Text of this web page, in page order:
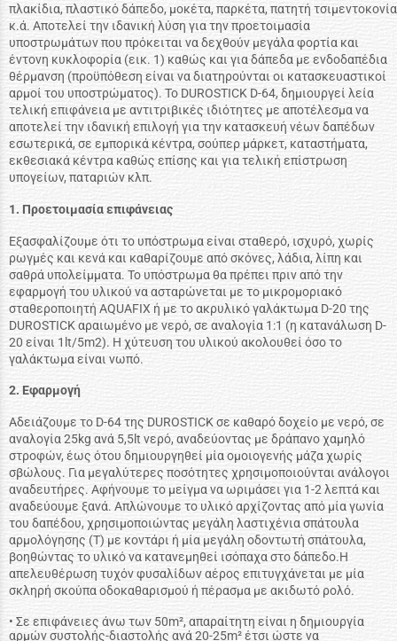
πλακίδια, πλαστικό δάπεδο, μοκέτα, παρκέτα, πατητή τσιμεντοκονία
κ.ά. Αποτελεί την ιδανική λύση για την προετοιμασία
υποστρωμάτων που πρόκειται να δεχθούν μεγάλα φορτία και
έντονη κυκλοφορία (εικ. 1) καθώς και για δάπεδα με ενδοδαπέδια
θέρμανση (προϋπόθεση είναι να διατηρούνται οι κατασκευαστικοί
αρμοί του υποστρώματος). Το DUROSTICK D-64, δημιουργεί λεία
τελική επιφάνεια με αντιτριβικές ιδιότητες με αποτέλεσμα να
αποτελεί την ιδανική επιλογή για την κατασκευή νέων δαπέδων
εσωτερικά, σε εμπορικά κέντρα, σούπερ μάρκετ, καταστήματα,
εκθεσιακά κέντρα καθώς επίσης και για τελική επίστρωση
υπογείων, παταριών κλπ.
1. Προετοιμασία επιφάνειας
Εξασφαλίζουμε ότι το υπόστρωμα είναι σταθερό, ισχυρό, χωρίς
ρωγμές και κενά και καθαρίζουμε από σκόνες, λάδια, λίπη και
σαθρά υπολείμματα. Το υπόστρωμα θα πρέπει πριν από την
εφαρμογή του υλικού να ασταρώνεται με το μικρομοριακό
σταθεροποιητή AQUAFIX ή με το ακρυλικό γαλάκτωμα D-20 της
DUROSTICK αραιωμένο με νερό, σε αναλογία 1:1 (η κατανάλωση D-
20 είναι 1lt/5m2). Η χύτευση του υλικού ακολουθεί όσο το
γαλάκτωμα είναι νωπό.
2. Εφαρμογή
Αδειάζουμε το D-64 της DUROSTICK σε καθαρό δοχείο με νερό, σε
αναλογία 25kg ανά 5,5lt νερό, αναδεύοντας με δράπανο χαμηλό
στροφών, έως ότου δημιουργηθεί μία ομοιογενής μάζα χωρίς
σβώλους. Για μεγαλύτερες ποσότητες χρησιμοποιούνται ανάλογοι
αναδευτήρες. Αφήνουμε το μείγμα να ωριμάσει για 1-2 λεπτά και
αναδεύουμε ξανά. Απλώνουμε το υλικό αρχίζοντας από μία γωνία
του δαπέδου, χρησιμοποιώντας μεγάλη λαστιχένια σπάτουλα
αρμολόγησης (Τ) με κοντάρι ή μία μεγάλη οδοντωτή σπάτουλα,
βοηθώντας το υλικό να κατανεμηθεί ισόπαχα στο δάπεδο.Η
απελευθέρωση τυχόν φυσαλίδων αέρος επιτυγχάνεται με μία
σκληρή σκούπα οδοκαθαρισμού ή πέρασμα με ακιδωτό ρολό.
• Σε επιφάνειες άνω των 50m², απαραίτητη είναι η δημιουργία
αρμών συστολής-διαστολής ανά 20-25m² έτσι ώστε να